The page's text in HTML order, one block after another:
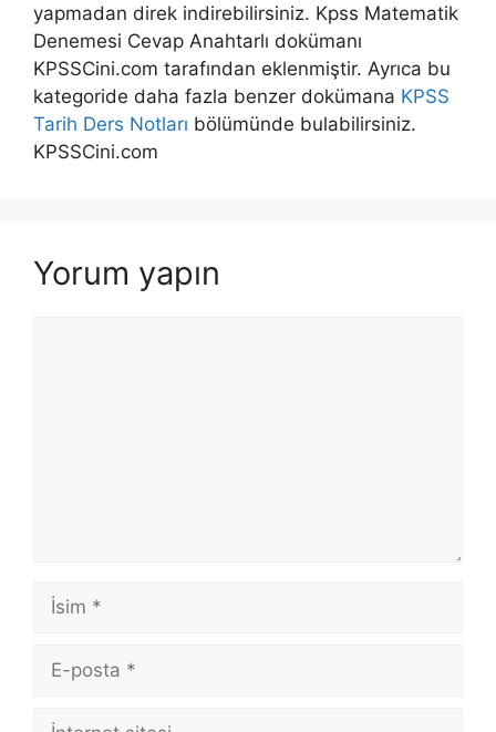
yapmadan direk indirebilirsiniz. Kpss Matematik
Denemesi Cevap Anahtarlı dokümanı
KPSSCini.com tarafından eklenmiştir. Ayrıca bu
kategoride daha fazla benzer dokümana KPSS
Tarih Ders Notları bölümünde bulabilirsiniz.
KPSSCini.com
Yorum yapın
İsim
posta
İnternet